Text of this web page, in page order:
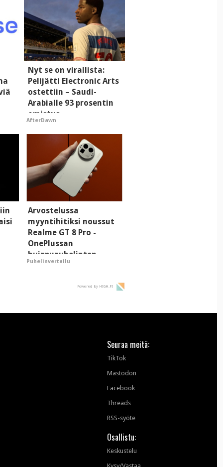
Nyt se on virallista:
Pelijätti Electronic Arts
ostettiin – Saudi-
Arabialle 93 prosentin
omistus
AfterDawn
Arvostelussa
myyntihitiksi noussut
Realme GT 8 Pro -
OnePlussan
huippupuhelinten
"perillinen"
Puhelinvertailu
Powered by HIGH.FI
Seuraa meitä:
TikTok
Mastodon
Facebook
Threads
RSS-syöte
Osallistu:
Keskustelu